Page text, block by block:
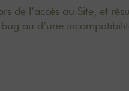
de l’accès au Site, et
ou d’une